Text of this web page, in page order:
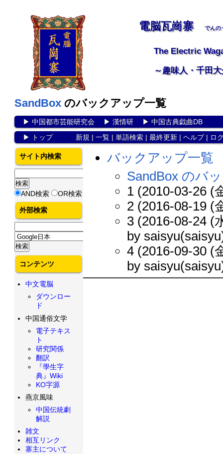
電脳瓦崗寨 でんの
The Electric
～趣味人・千田
SandBox のバックアップ一覧
▶ 中国都市芸能研究会▶ 漢情研▶ 中国古典戯曲DB
▶
トップ 新規 | 一覧| 単語検索| 最終更新| ヘルプ| ロ
バックアップ一覧
SandBox のバ
1 (2010-03-26 (
2 (2016-08-19 (
3 (2016-08-24 (
by
4 (2016-09-30 (
by
サイト内検索
AND検索 OR検索
外部検索
コンテンツ
中文電脳
ダウンロー
ド
中国通俗文学
電子テキス
ト
研究関係
翻訳
『學生字
典』Wiki
KO字源
燕京風味
中国伝統劇
解説
雑文
相互リンク
寨主について